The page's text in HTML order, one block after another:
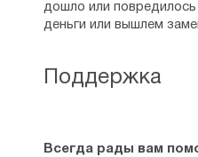
Поддержка
Всегда рады вам
дошло или
деньги или вышлем